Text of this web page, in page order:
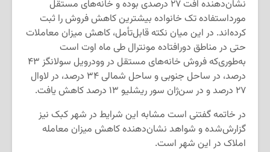
نشان‌دهنده افت ۲۷ درصدی بوده و خانه‌های مستقل
مورداستفاده تک خانواده بیشترین کاهش فروش را ثبت
کرده‌اند. در این میان نکته قابل‌تأمل، کاهش میزان معاملات
حتی در مناطق دورافتاده مونترال طی ماه اوت است
به‌طوری‌که فروش خانه‌های مستقل در وودرویل سولانگز ۴۳
درصد، در ساحل جنوبی و ساحل شمالی ۳۴ درصد، در لاوال
۲۷ درصد و در سن‌ژان سور ریشلیو ۱۳ درصد کاهش یافت.
در خاتمه گفتنی است مشابه این شرایط در شهر کبک نیز
گزارش‌شده و شواهد نشان‌دهنده کاهش میزان معامله
املاک در این شهر است.